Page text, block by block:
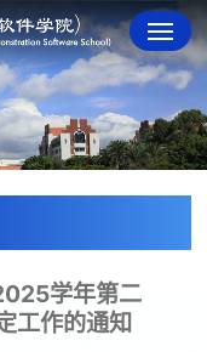
学年第二
工作的通知